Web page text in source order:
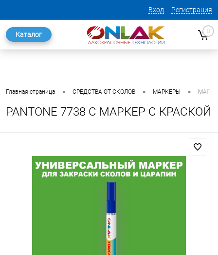
Вход Регистрация
Каталог 0
Главная страница • СРЕДСТВА ОТ СКОЛОВ • МАРКЕРЫ •
PANTONE 7738 C МАРКЕР С КРАСКОЙ